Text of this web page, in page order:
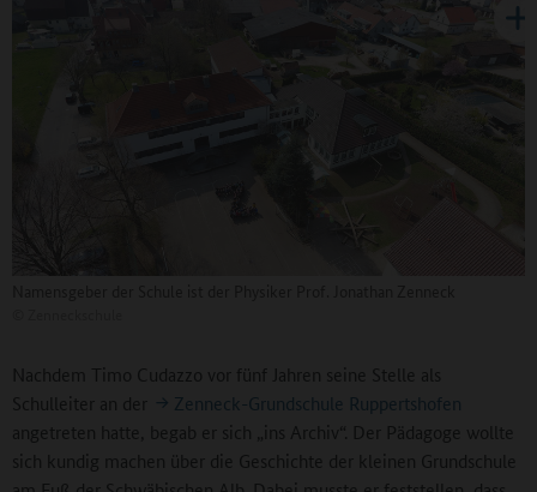
Nachdem Timo Cudazzo vor fünf Jahren seine Stelle als
Schulleiter an der
Zenneck-Grundschule Ruppertshofen
angetreten hatte, begab er sich „ins Archiv“. Der Pädagoge wollte
sich kundig machen über die Geschichte der kleinen Grundschule